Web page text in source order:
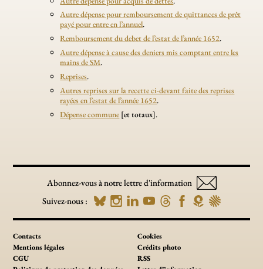
Autre dépense pour remboursement de quittances de prêt
payé pour entre en l’annuel.
Remboursement du debet de l’estat de l’année 1652.
Autre dépense à cause des deniers mis comptant entre les
mains de SM.
Reprises.
Autres reprises sur la recette ci-devant faite des reprises
rayées en l’estat de l’année 1652.
Dépense commune [et totaux].
Abonnez-vous à notre lettre d'information
Suivez-nous :
Contacts
Mentions légales
CGU
Cookies
Crédits photo
RSS